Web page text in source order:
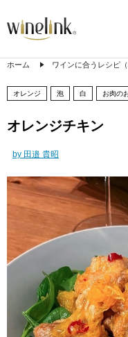
ホーム ワインに合うレシピ
オレンジ 泡 白 お肉の
オレンジチキン
by 田邉 貴昭